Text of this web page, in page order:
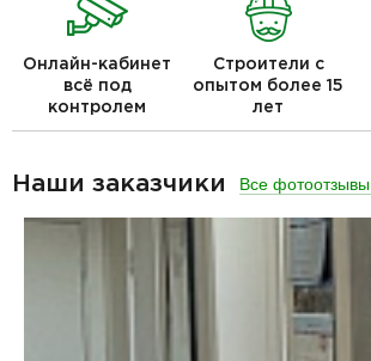
Онлайн-кабинет
всё под
контролем
Строители с
опытом более 15
лет
Наши заказчики Все фотоотзывы